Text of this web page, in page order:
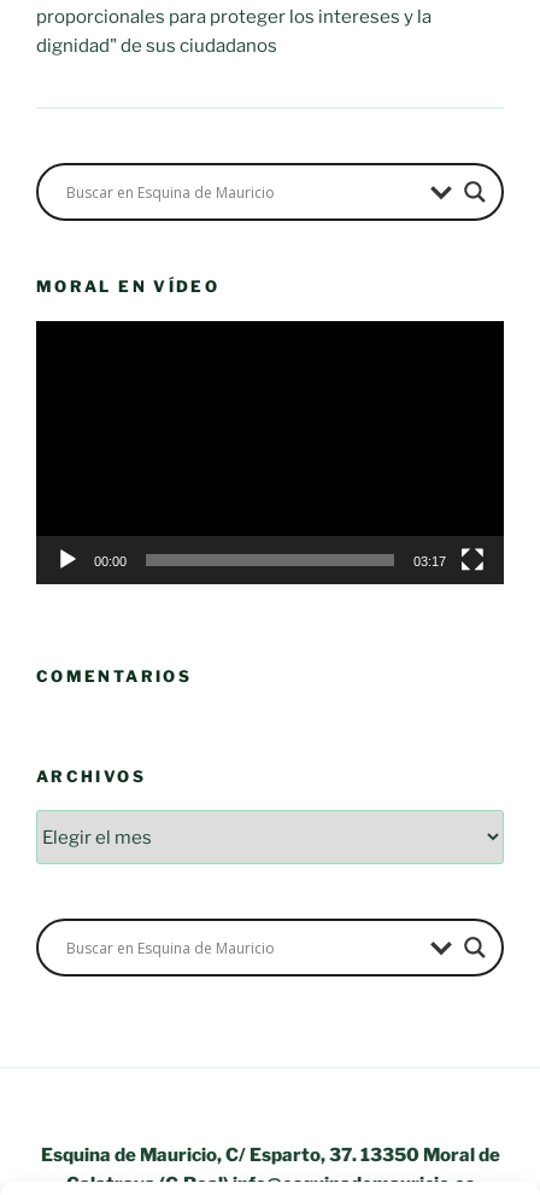
proporcionales para proteger los intereses y la
dignidad" de sus ciudadanos
MORAL EN VÍDEO
00:00 03:17
COMENTARIOS
ARCHIVOS
Esquina de Mauricio, C/ Esparto, 37. 13350 Moral de
Calatrava (C.Real) info@esquinademauricio.es